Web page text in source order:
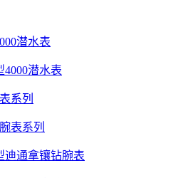
潜水表
系列
迪通拿镶钻腕表